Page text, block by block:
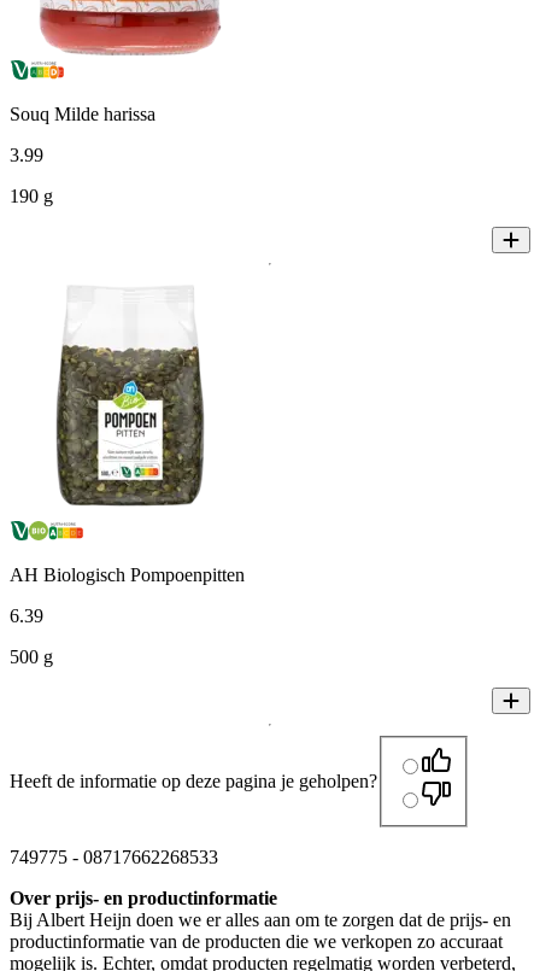
Souq Milde harissa
3.99
190 g
AH Biologisch Pompoenpitten
6.39
500 g
Heeft de informatie op deze pagina je geholpen?
749775 - 08717662268533
Over prijs- en productinformatie
Bij Albert Heijn doen we er alles aan om te zorgen dat de prijs- en
productinformatie van de producten die we verkopen zo accuraat
mogelijk is. Echter, omdat producten regelmatig worden verbeterd,